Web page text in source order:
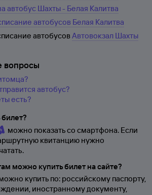
автобус Шахты - Белая Калитва
автобусов Белая Калитва
автобусовАвтовокзал Шахты
вопросы
автобус?
есть?
можно показать со смартфона. Если
квитанцию нужно
можно купить билет на сайте?
купить по: российскому паспорту,
иностранному документу,